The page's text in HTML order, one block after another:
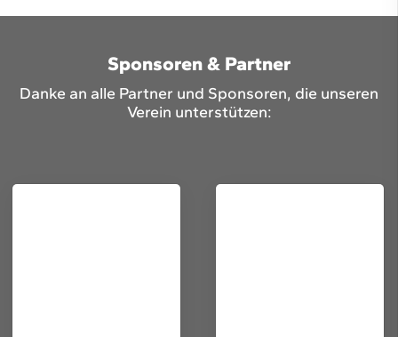
Sponsoren & Partner
Danke an alle Partner und Sponsoren, die unseren
Verein unterstützen: